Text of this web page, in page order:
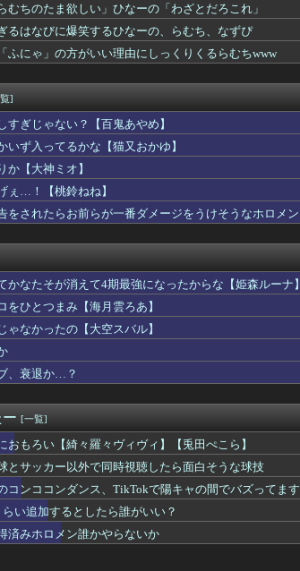
むちのたま欲しい」ひなーの「わざとだろこれ」
るはなびに爆笑するひなーの、らむち、なずぴ
ふにゃ」の方がいい理由にしっくりくるらむちwww
]
すぎじゃない？【百鬼あやめ】
いず入ってるかな【猫又おかゆ】
か【大神ミオ】
ぇ…！【桃鈴ねね】
をされたらお前らが一番ダメージをうけそうなホロメ
かなたそが消えて4期最強になったからな【姫森ルーナ】
をひとつまみ【海月雲ろあ】
ゃなかったの【大空スバル】
、衰退か…？
[一覧]
おもろい【綺々羅々ヴィヴィ】【兎田ぺこら】
とサッカー以外で同時視聴したら面白そうな球技
コンココンダンス、TikTokで陽キャの間でバズってます
らい追加するとしたら誰がいい？
済みホロメン誰かやらないか